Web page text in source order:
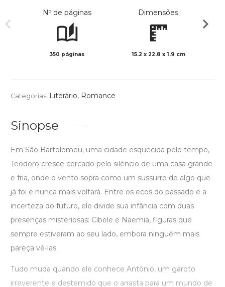
Nº de páginas
350 páginas
Dimensões
15.2 x 22.8 x 1.9 cm
Categorias: Literário, Romance
Sinopse
Em São Bartolomeu, uma cidade esquecida pelo tempo,
Teodoro cresce cercado pelo silêncio de uma casa grande
e fria, onde o vento sopra como um sussurro de algo que
já foi e nunca mais voltará. Entre os ecos do passado e a
incerteza do futuro, ele divide sua infância com duas
presenças misteriosas: Cibele e Naemia, figuras que
sempre estiveram ao seu lado, embora ninguém mais
pareça vê-las.
Tudo muda quando ele conhece Antônio, um garoto
irreverente e destemido que o arrasta para um mundo de